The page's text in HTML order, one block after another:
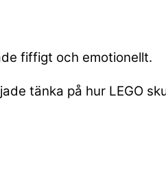
fiffigt och emotionellt.
tänka på hur LEGO